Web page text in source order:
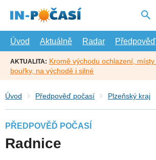
hlavní
Úvod
Aktuálně Radar Předpověď
AKTUALITA: Kromě východu ochlazení,
bouřky, na východě i silné
Úvod Předpověď počasí Plzeňský kraj
PŘEDPOVĚĎ POČASÍ
Radnice